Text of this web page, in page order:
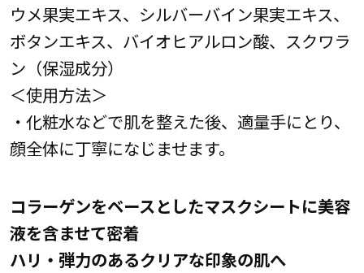
ウメ果実エキス、シルバーバイン果実エキス、
ボタンエキス、バイオヒアルロン酸、スクワラ
ン（保湿成分）
＜使用方法＞
・化粧水などで肌を整えた後、適量手にとり、
顔全体に丁寧になじませます。
コラーゲンをベースとしたマスクシートに美容
液を含ませて密着
ハリ・弾力のあるクリアな印象の肌へ